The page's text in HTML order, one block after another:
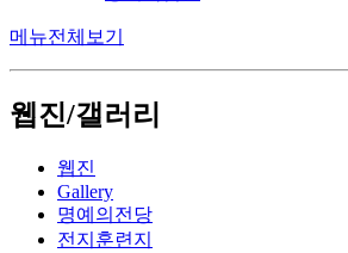
메뉴전체보기
웹진/갤러리
웹진
Gallery
명예의전당
전지훈련지